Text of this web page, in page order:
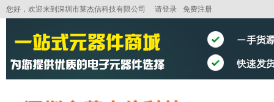
您好，欢迎来到深圳市莱杰信科技有限公司 请登录 免费注册